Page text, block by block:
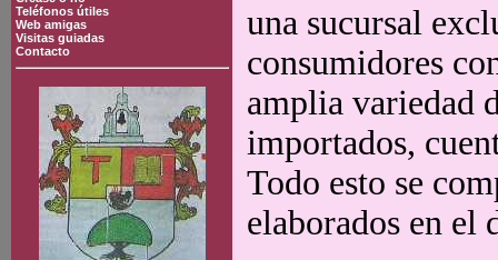
Teléfonos útiles
Web amigas
Visitas guiadas
Contacto
una sucursal
consumidores
amplia variedad
importados,
Todo esto se
elaborados en el